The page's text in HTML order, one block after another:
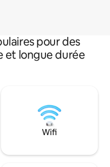
pour des
et longue durée
Wifi